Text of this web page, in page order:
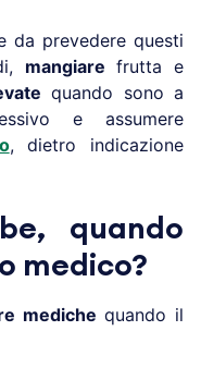
da prevedere questi
mangiare frutta e
quando sono a
e assumere
, dietro indicazione
quando
medico?
mediche quando il